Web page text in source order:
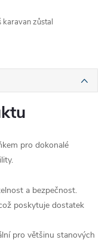
karavan zůstal
pro dokonalé
a bezpečnost.
poskytuje dostatek
pro většinu stanových